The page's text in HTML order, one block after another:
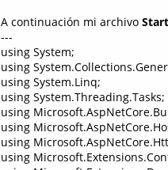
A continuación mi archivo
---
using System;
using
using System.Linq;
using System.Threading.Tasks;
using
using
using
using